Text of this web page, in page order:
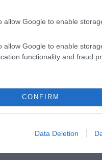
allow Google to enable
allow Google to enable
functionality and fraud
CONFIRM
Data Deletion